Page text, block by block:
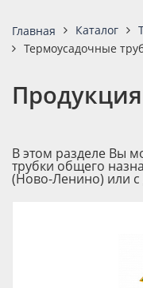
Главная Каталог
Термоусадочные
Продукция
В этом разделе Вы
трубки общего
(Ново-Ленино) или с